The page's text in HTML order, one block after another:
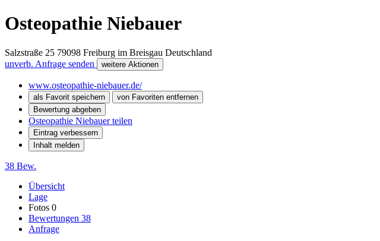
Osteopathie Niebauer
Salzstraße 25 79098 Freiburg im Breisgau Deutschland
unverb. Anfrage senden
weitere Aktionen
www.osteopathie-niebauer.de/
als Favorit speichern
von Favoriten entfernen
Bewertung abgeben
Osteopathie Niebauer teilen
Eintrag verbessern
Inhalt melden
38 Bew.
Übersicht
Lage
Fotos 0
Bewertungen 38
Anfrage